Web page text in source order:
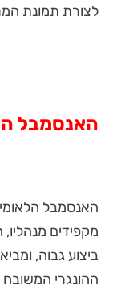
לצורת תמונת
האנסמבל
מקפידים
ביצוע גבוה,
ההונגרי המשובח